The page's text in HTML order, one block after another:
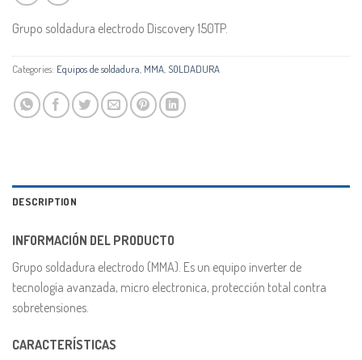
Grupo soldadura electrodo Discovery 150TP.
Categories: Equipos de soldadura, MMA, SOLDADURA
DESCRIPTION
INFORMACIÓN DEL PRODUCTO
Grupo soldadura electrodo (MMA). Es un equipo inverter de
tecnología avanzada, micro electronica, protección total contra
sobretensiones.
CARACTERÍSTICAS